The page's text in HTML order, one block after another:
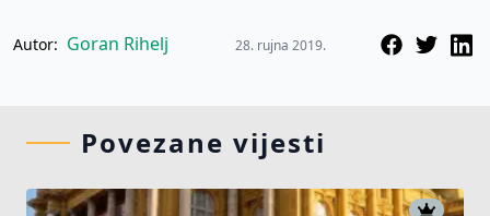
Autor: Goran Rihelj 28. rujna 2019.
Povezane vijesti